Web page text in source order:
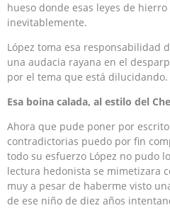
hueso donde esas leyes de
inevitablemente.
López toma esa responsabilidad
una audacia rayana en el
por el tema que está dilucidando.
Esa boina calada, al estilo del Che
Ahora que pude poner por
contradictorias puedo por fin
todo su esfuerzo López no pudo
lectura hedonista se mimetizara
muy a pesar de haberme visto
de ese niño de diez años